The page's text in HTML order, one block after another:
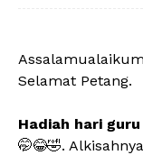
Selamat Petang.
Hadiah hari
🤭😂🤣.